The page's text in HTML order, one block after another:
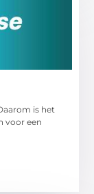
is het
voor een